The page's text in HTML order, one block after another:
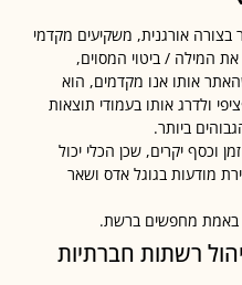
משקיעים מקדמי
ביטוי המסוים,
אנו מקדמים, הוא
אותו בעמודי תוצאות
שכן הכלי יכול
בגוגל אדס ושאר
ברשת.
חברתיות